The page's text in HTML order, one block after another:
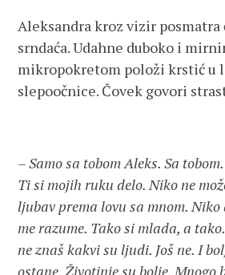
Aleksandra kroz vizir
srndaća. Udahne duboko i
mikropokretom položi krstić u
slepoočnice. Čovek govori
– Samo sa tobom Aleks. Sa
Ti si mojih ruku delo. Niko ne
ljubav prema lovu sa mnom. Niko
me razume. Tako si mlada, a
ne znaš kakvi su ljudi. Još ne. I
ostane. Životinje su bolje. Mnogo